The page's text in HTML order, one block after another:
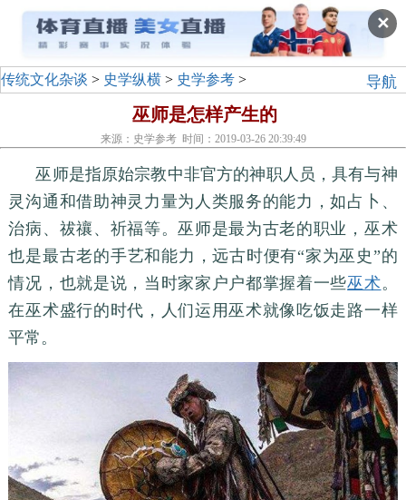
✕
导航
传统文化杂谈 > 史学纵横 > 史学参考 >
巫师是怎样产生的
来源：史学参考 时间：2019-03-26 20:39:49
巫师是指原始宗教中非官方的神职人员，具有与神
灵沟通和借助神灵力量为人类服务的能力，如占卜、
治病、祓禳、祈福等。巫师是最为古老的职业，巫术
也是最古老的手艺和能力，远古时便有“家为巫史”的
情况，也就是说，当时家家户户都掌握着一些巫术。
在巫术盛行的时代，人们运用巫术就像吃饭走路一样
平常。